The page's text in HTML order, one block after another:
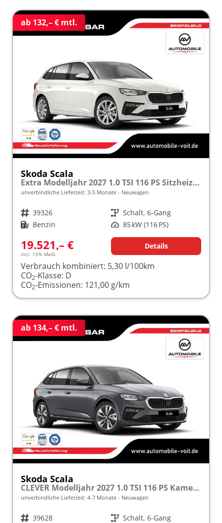
ab 132,– € mtl.
Skoda Scala
Extra Modelljahr 2027 1.0 TSI 116 PS Sitzheizung inkl. 5 J. Garantie frei konfigurierbar
unverbindliche Lieferzeit: 3-5 Monate Neuwagen
Fahrzeugnr. 39326 Getriebe Schalt. 6-Gang
Kraftstoff Benzin Leistung 85 kW (116 PS)
19.521,– €
incl. 19% MwSt.
Details
Verbrauch kombiniert: 5,30 l/100km
CO2-Klasse: D
CO2-Emissionen: 121,00 g/km
ab 134,– € mtl.
Skoda Scala
CLEVER Modelljahr 2027 1.0 TSI 116 PS Kamera frei konfigurierbar!
unverbindliche Lieferzeit: 4-7 Monate Neuwagen
Fahrzeugnr. 39628 Getriebe Schalt. 6-Gang